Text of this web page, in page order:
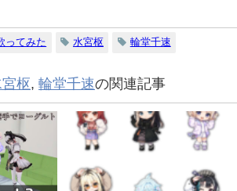
ってみた 水宮枢 輪堂千速
宮枢, 輪堂千速の関連記事